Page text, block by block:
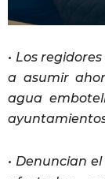
• Los
a asumir
agua
• Denuncian